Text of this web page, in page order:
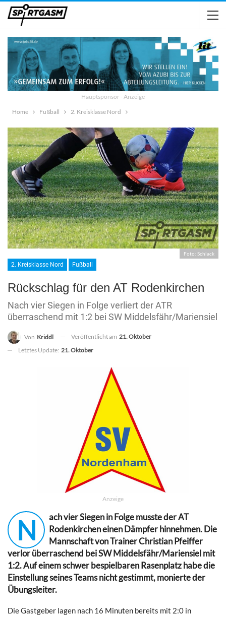
Hauptsponsor - Anzeige
Home
Fußball 2. Kreisklasse Nord
Foto: Schlack
2. Kreisklasse Nord Fußball
Rückschlag für den AT Rodenkirchen
Nach vier Siegen in Folge verliert der ATR
überraschend mit 1:2 bei SW Middelsfähr/Mariensiel
Von Kriddl Veröffentlicht am 21. Oktober
Letztes Update: 21. Oktober
Anzeige
N
ach vier Siegen in Folge musste der AT
Rodenkirchen einen Dämpfer hinnehmen. Die
Mannschaft von Trainer Christian Pfeiffer
verlor überraschend bei SW Middelsfähr/Mariensiel mit
1:2. Auf einem schwer bespielbaren Rasenplatz habe die
Einstellung seines Teams nicht gestimmt, monierte der
Übungsleiter.
Die Gastgeber lagen nach 16 Minuten bereits mit 2:0 in